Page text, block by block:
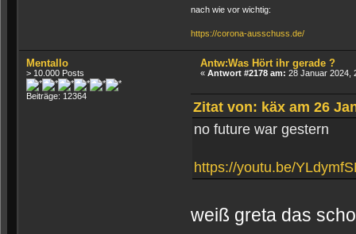
nach wie vor wichtig:
https://corona-ausschuss.de/
Mentallo
> 10.000 Posts
Beiträge: 12364
Antw:Was Hört ihr gerade ?
«Antwort #2178 am: 28 Januar 2024,
Zitat von: käx am 26
no future war gestern
https://youtu.be/
weiß greta das